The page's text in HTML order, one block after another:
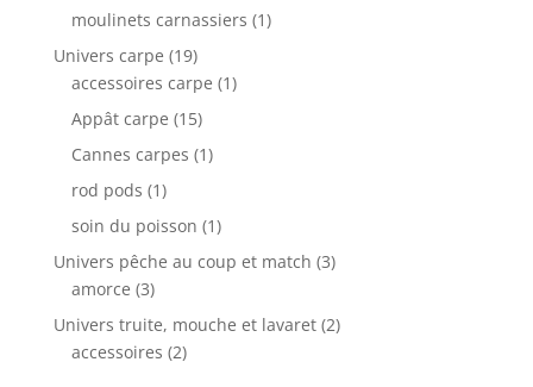
moulinets carnassiers (1)
Univers carpe (19)
accessoires carpe (1)
Appât carpe (15)
Cannes carpes (1)
rod pods (1)
soin du poisson (1)
Univers pêche au coup et match (3)
amorce (3)
Univers truite, mouche et lavaret (2)
accessoires (2)